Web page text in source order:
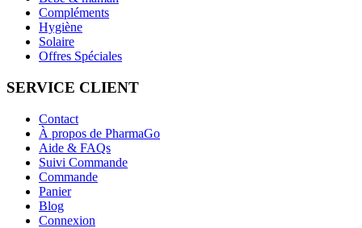
Compléments
Hygiène
Solaire
Offres Spéciales
SERVICE CLIENT
Contact
À propos de PharmaGo
Aide & FAQs
Suivi Commande
Commande
Panier
Blog
Connexion